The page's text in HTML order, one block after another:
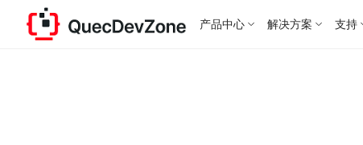
产品中心 解决方案 支持